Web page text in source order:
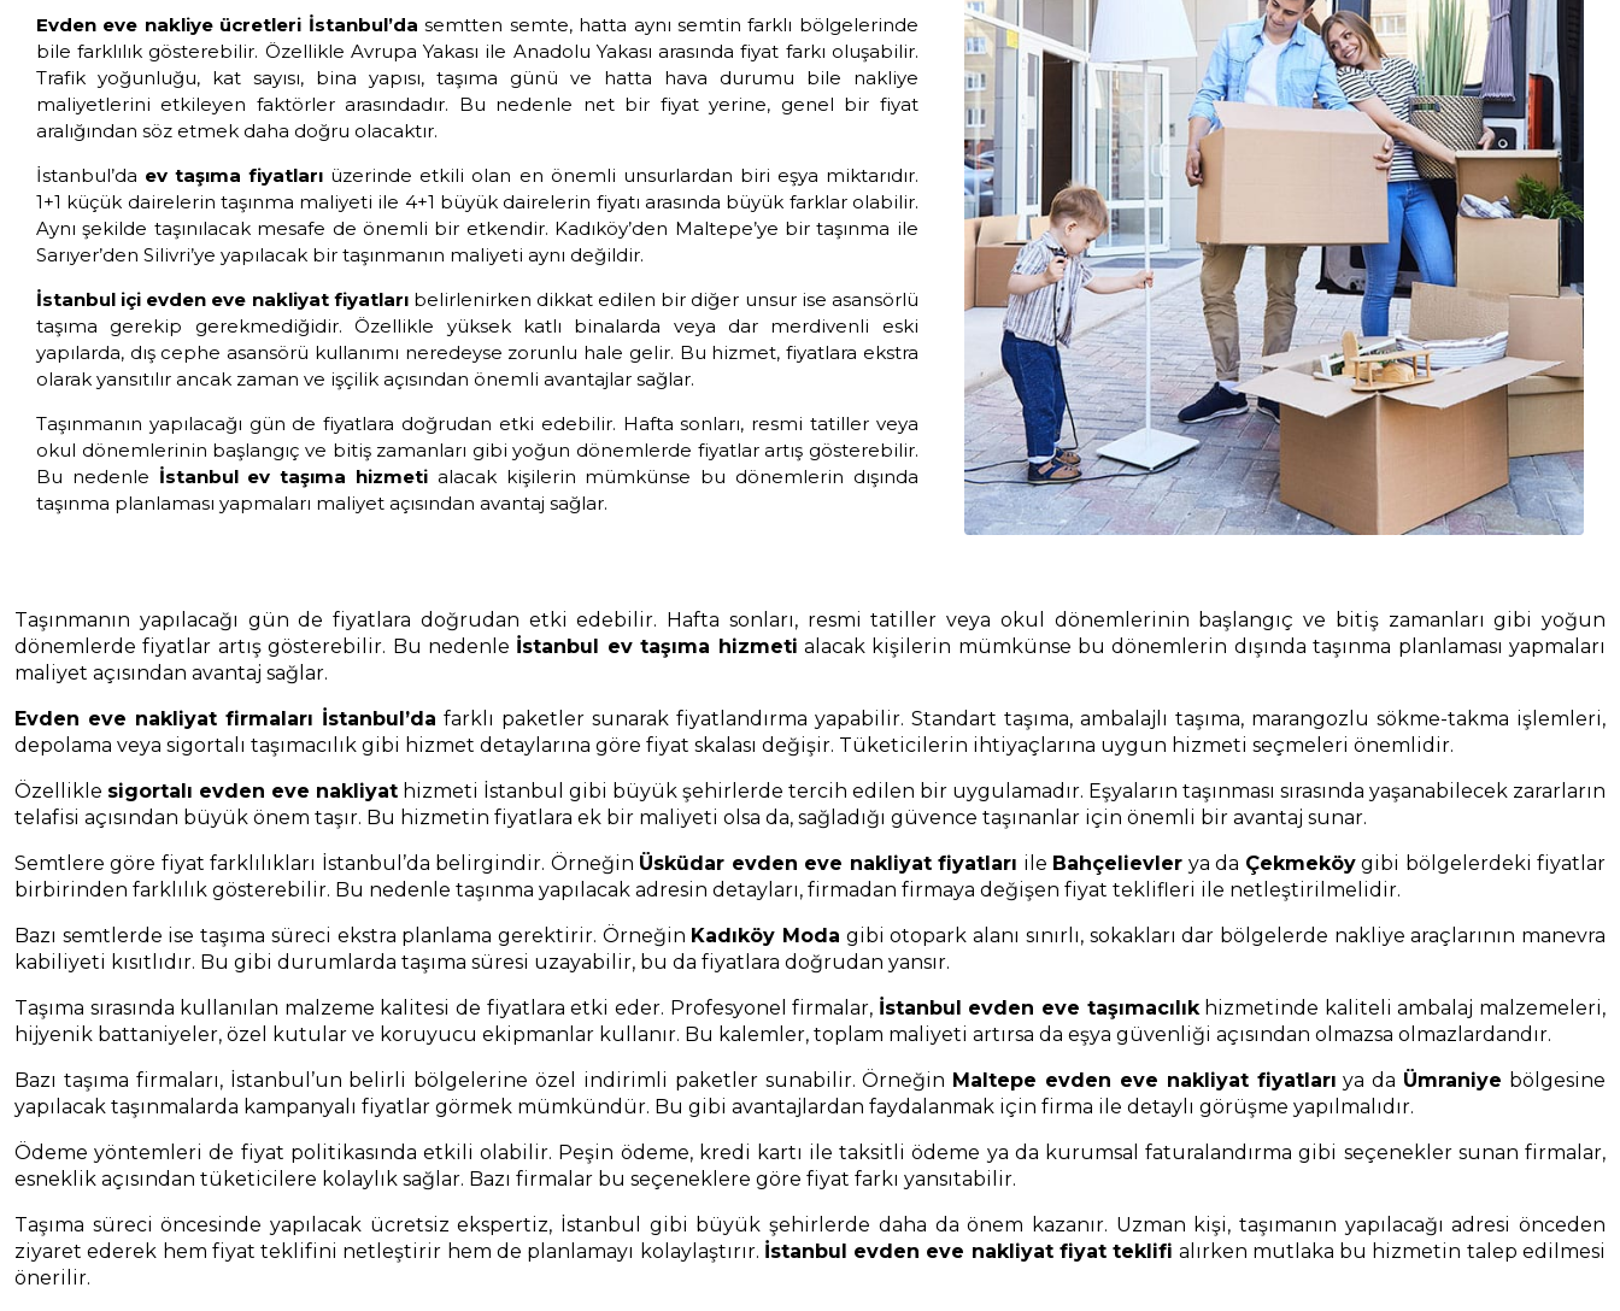
Evden eve nakliye ücretleri İstanbul’da semtten semte, hatta aynı semtin farklı bölgelerinde
bile farklılık gösterebilir. Özellikle Avrupa Yakası ile Anadolu Yakası arasında fiyat farkı oluşabilir.
Trafik yoğunluğu, kat sayısı, bina yapısı, taşıma günü ve hatta hava durumu bile nakliye
maliyetlerini etkileyen faktörler arasındadır. Bu nedenle net bir fiyat yerine, genel bir fiyat
aralığından söz etmek daha doğru olacaktır.
İstanbul’da ev taşıma fiyatları üzerinde etkili olan en önemli unsurlardan biri eşya miktarıdır.
1+1 küçük dairelerin taşınma maliyeti ile 4+1 büyük dairelerin fiyatı arasında büyük farklar olabilir.
Aynı şekilde taşınılacak mesafe de önemli bir etkendir. Kadıköy’den Maltepe’ye bir taşınma ile
Sarıyer’den Silivri’ye yapılacak bir taşınmanın maliyeti aynı değildir.
İstanbul içi evden eve nakliyat fiyatlarıbelirlenirken dikkat edilen bir diğer unsur ise asansörlü
taşıma gerekip gerekmediğidir. Özellikle yüksek katlı binalarda veya dar merdivenli eski
yapılarda, dış cephe asansörü kullanımı neredeyse zorunlu hale gelir. Bu hizmet, fiyatlara ekstra
olarak yansıtılır ancak zaman ve işçilik açısından önemli avantajlar sağlar.
Taşınmanın yapılacağı gün de fiyatlara doğrudan etki edebilir. Hafta sonları, resmi tatiller veya
okul dönemlerinin başlangıç ve bitiş zamanları gibi yoğun dönemlerde fiyatlar artış gösterebilir.
Bu nedenle İstanbul ev taşıma hizmeti alacak kişilerin mümkünse bu dönemlerin dışında
taşınma planlaması yapmaları maliyet açısından avantaj sağlar.
Taşınmanın yapılacağı gün de fiyatlara doğrudan etki edebilir. Hafta sonları, resmi tatiller veya okul dönemlerinin başlangıç ve bitiş zamanları gibi yoğun
dönemlerde fiyatlar artış gösterebilir. Bu nedenle İstanbul ev taşıma hizmeti alacak kişilerin mümkünse bu dönemlerin dışında taşınma planlaması yapmaları
maliyet açısından avantaj sağlar.
Evden eve nakliyat firmaları İstanbul’da farklı paketler sunarak fiyatlandırma yapabilir. Standart taşıma, ambalajlı taşıma, marangozlu sökme-takma işlemleri,
depolama veya sigortalı taşımacılık gibi hizmet detaylarına göre fiyat skalası değişir. Tüketicilerin ihtiyaçlarına uygun hizmeti seçmeleri önemlidir.
Özellikle sigortalı evden eve nakliyat hizmeti İstanbul gibi büyük şehirlerde tercih edilen bir uygulamadır. Eşyaların taşınması sırasında yaşanabilecek zararların
telafisi açısından büyük önem taşır. Bu hizmetin fiyatlara ek bir maliyeti olsa da, sağladığı güvence taşınanlar için önemli bir avantaj sunar.
Semtlere göre fiyat farklılıkları İstanbul’da belirgindir. Örneğin Üsküdar evden eve nakliyat fiyatları ile Bahçelievler ya da Çekmeköygibi bölgelerdeki fiyatlar
birbirinden farklılık gösterebilir. Bu nedenle taşınma yapılacak adresin detayları, firmadan firmaya değişen fiyat teklifleri ile netleştirilmelidir.
Bazı semtlerde ise taşıma süreci ekstra planlama gerektirir. Örneğin Kadıköy Moda gibi otopark alanı sınırlı, sokakları dar bölgelerde nakliye araçlarının manevra
kabiliyeti kısıtlıdır. Bu gibi durumlarda taşıma süresi uzayabilir, bu da fiyatlara doğrudan yansır.
Taşıma sırasında kullanılan malzeme kalitesi de fiyatlara etki eder. Profesyonel firmalar, İstanbul evden eve taşımacılıkhizmetinde kaliteli ambalaj malzemeleri,
hijyenik battaniyeler, özel kutular ve koruyucu ekipmanlar kullanır. Bu kalemler, toplam maliyeti artırsa da eşya güvenliği açısından olmazsa olmazlardandır.
Bazı taşıma firmaları, İstanbul’un belirli bölgelerine özel indirimli paketler sunabilir. Örneğin Maltepe evden eve nakliyat fiyatları ya da Ümraniye bölgesine
yapılacak taşınmalarda kampanyalı fiyatlar görmek mümkündür. Bu gibi avantajlardan faydalanmak için firma ile detaylı görüşme yapılmalıdır.
Ödeme yöntemleri de fiyat politikasında etkili olabilir. Peşin ödeme, kredi kartı ile taksitli ödeme ya da kurumsal faturalandırma gibi seçenekler sunan firmalar,
esneklik açısından tüketicilere kolaylık sağlar. Bazı firmalar bu seçeneklere göre fiyat farkı yansıtabilir.
Taşıma süreci öncesinde yapılacak ücretsiz ekspertiz, İstanbul gibi büyük şehirlerde daha da önem kazanır. Uzman kişi, taşımanın yapılacağı adresi önceden
ziyaret ederek hem fiyat teklifini netleştirir hem de planlamayı kolaylaştırır. İstanbul evden eve nakliyat fiyat teklifi alırken mutlaka bu hizmetin talep edilmesi
önerilir.